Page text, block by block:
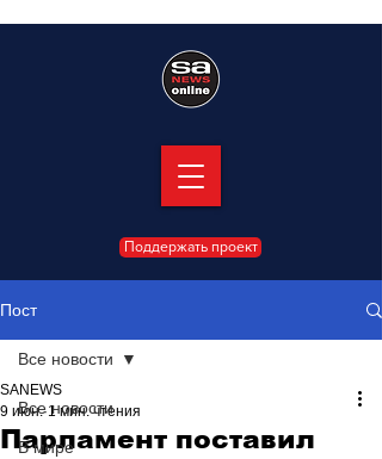
Поддержать проект
Пост
Все новости
В мире
Все новости
Парламент поставил
SANEWS
9 июн. 1 мин. чтения